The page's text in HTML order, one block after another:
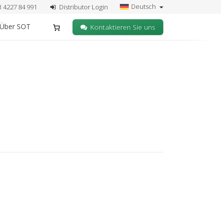
4227 84 991 Distributor Login Deutsch
Über SOT Kontaktieren Sie uns